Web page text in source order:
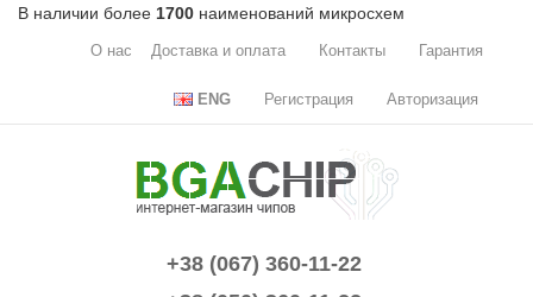
В наличии более 1700 наименований микросхем
О нас Доставка и оплата Контакты Гарантия
ENG Регистрация Авторизация
+38 (067) 360-11-22